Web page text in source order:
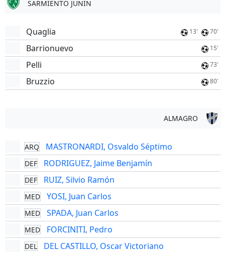
SARMIENTO JUNIN
Quaglia 13' 70'
Barrionuevo 15'
Pelli 73'
Bruzzio 80'
ALMAGRO
ARQ MASTRONARDI, Osvaldo Séptimo
DEF RODRIGUEZ, Jaime Benjamín
DEF RUIZ, Silvio Ramón
MED YOSI, Juan Carlos
MED SPADA, Juan Carlos
MED FORCINITI, Pedro
DEL DEL CASTILLO, Oscar Victoriano